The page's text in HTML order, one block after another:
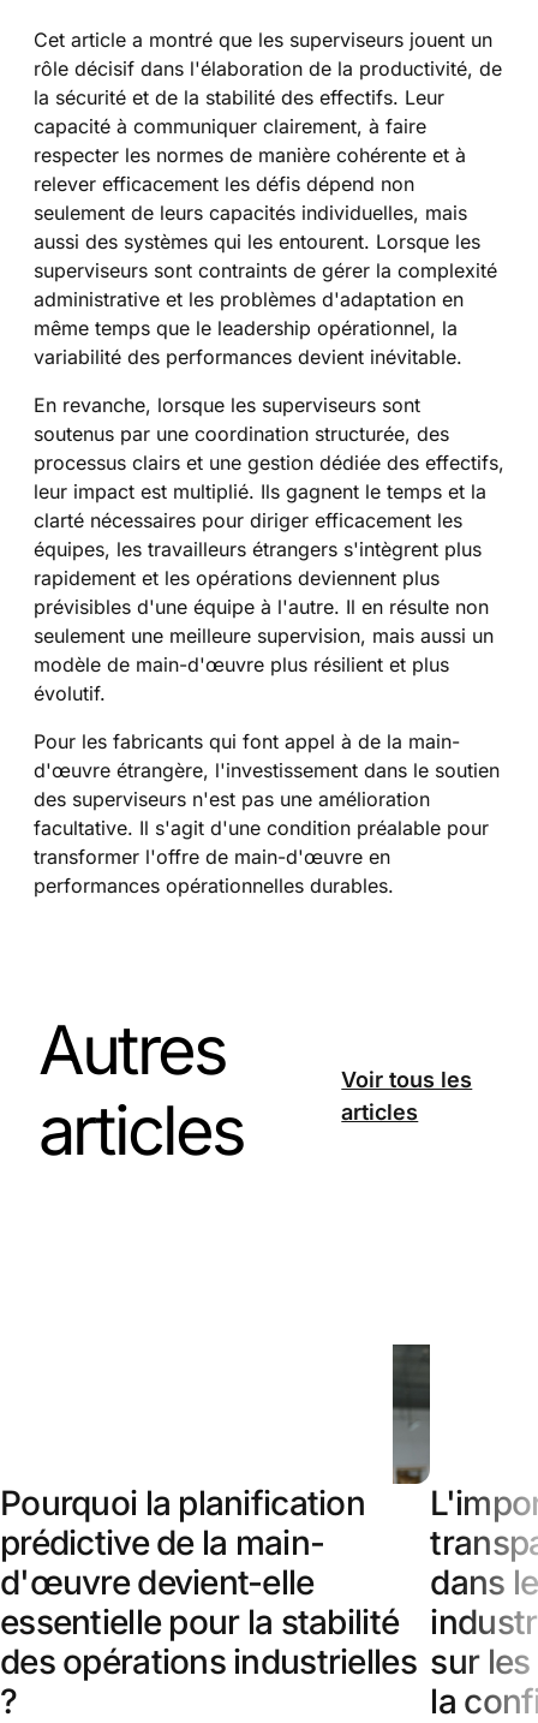
Cet article a montré que les superviseurs jouent un
rôle décisif dans l'élaboration de la productivité, de
la sécurité et de la stabilité des effectifs. Leur
capacité à communiquer clairement, à faire
respecter les normes de manière cohérente et à
relever efficacement les défis dépend non
seulement de leurs capacités individuelles, mais
aussi des systèmes qui les entourent. Lorsque les
superviseurs sont contraints de gérer la complexité
administrative et les problèmes d'adaptation en
même temps que le leadership opérationnel, la
variabilité des performances devient inévitable.
En revanche, lorsque les superviseurs sont
soutenus par une coordination structurée, des
processus clairs et une gestion dédiée des effectifs,
leur impact est multiplié. Ils gagnent le temps et la
clarté nécessaires pour diriger efficacement les
équipes, les travailleurs étrangers s'intègrent plus
rapidement et les opérations deviennent plus
prévisibles d'une équipe à l'autre. Il en résulte non
seulement une meilleure supervision, mais aussi un
modèle de main-d'œuvre plus résilient et plus
évolutif.
Pour les fabricants qui font appel à de la main-
d'œuvre étrangère, l'investissement dans le soutien
des superviseurs n'est pas une amélioration
facultative. Il s'agit d'une condition préalable pour
transformer l'offre de main-d'œuvre en
performances opérationnelles durables.
Autres
articles
Voir tous les
articles
Pourquoi la planification
prédictive de la main-
d'œuvre devient-elle
essentielle pour la stabilité
des opérations industrielles
?
dans
sur
la